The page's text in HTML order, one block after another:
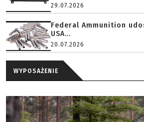
29.07.2026
Federal Ammunition
USA...
20.07.2026
WYPOSAŻENIE